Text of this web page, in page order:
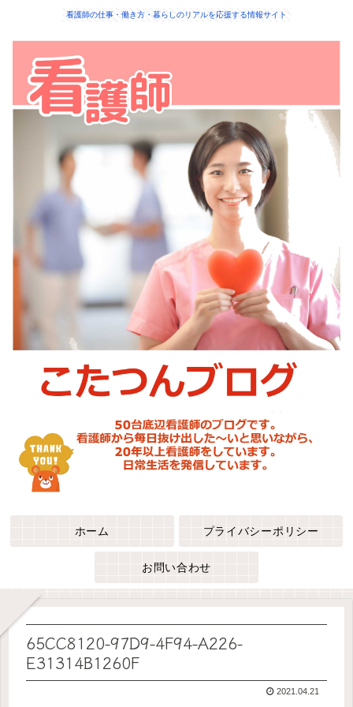
看護師の仕事・働き方・暮らしのリアルを応援する情報サイト
ホーム プライバシーポリシー
お問い合わせ
65CC8120-97D9-4F94-A226-
E31314B1260F
2021.04.21